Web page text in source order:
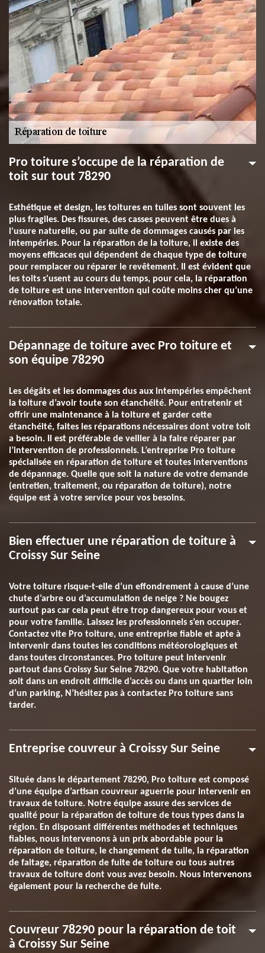
Pro toiture s’occupe de la réparation de
toit sur tout 78290
Esthétique et design, les toitures en tuiles sont souvent les
plus fragiles. Des fissures, des casses peuvent être dues à
l'usure naturelle, ou par suite de dommages causés par les
intempéries. Pour la réparation de la toiture, il existe des
moyens efficaces qui dépendent de chaque type de toiture
pour remplacer ou réparer le revêtement. Il est évident que
les toits s'usent au cours du temps, pour cela, la réparation
de toiture est une intervention qui coûte moins cher qu’une
rénovation totale.
Dépannage de toiture avec Pro toiture et
son équipe 78290
Les dégâts et les dommages dus aux intempéries empêchent
la toiture d’avoir toute son étanchéité. Pour entretenir et
offrir une maintenance à la toiture et garder cette
étanchéité, faites les réparations nécessaires dont votre toit
a besoin. Il est préférable de veiller à la faire réparer par
l’intervention de professionnels. L’entreprise Pro toiture
spécialisée en réparation de toiture et toutes interventions
de dépannage. Quelle que soit la nature de votre demande
(entretien, traitement, ou réparation de toiture), notre
équipe est à votre service pour vos besoins.
Bien effectuer une réparation de toiture à
Croissy Sur Seine
Votre toiture risque-t-elle d’un effondrement à cause d’une
chute d’arbre ou d’accumulation de neige ? Ne bougez
surtout pas car cela peut être trop dangereux pour vous et
pour votre famille. Laissez les professionnels s’en occuper.
Contactez vite Pro toiture, une entreprise fiable et apte à
intervenir dans toutes les conditions météorologiques et
dans toutes circonstances. Pro toiture peut intervenir
partout dans Croissy Sur Seine 78290. Que votre habitation
soit dans un endroit difficile d’accès ou dans un quartier loin
d’un parking, N’hésitez pas à contactez Pro toiture sans
tarder.
Entreprise couvreur à Croissy Sur Seine
Située dans le département 78290, Pro toiture est composé
d’une équipe d’artisan couvreur aguerrie pour intervenir en
travaux de toiture. Notre équipe assure des services de
qualité pour la réparation de toiture de tous types dans la
région. En disposant différentes méthodes et techniques
fiables, nous intervenons à un prix abordable pour la
réparation de toiture, le changement de tuile, la réparation
de faitage, réparation de fuite de toiture ou tous autres
travaux de toiture dont vous avez besoin. Nous intervenons
également pour la recherche de fuite.
Couvreur 78290 pour la réparation de toit
à Croissy Sur Seine